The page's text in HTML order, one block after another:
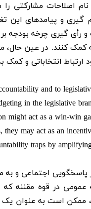
نام اصلاحات مشارکتی
و پیامدهای این
رأی گیری چرخه بودجه
کنند. در عین حال،
ارتباط انتخاباتی و کمک
and to
in the legislative
might act as a win-win
may act as an
traps by
پاسخگویی اجتماعی و
در قوه مقننه که
است به عنوان یک